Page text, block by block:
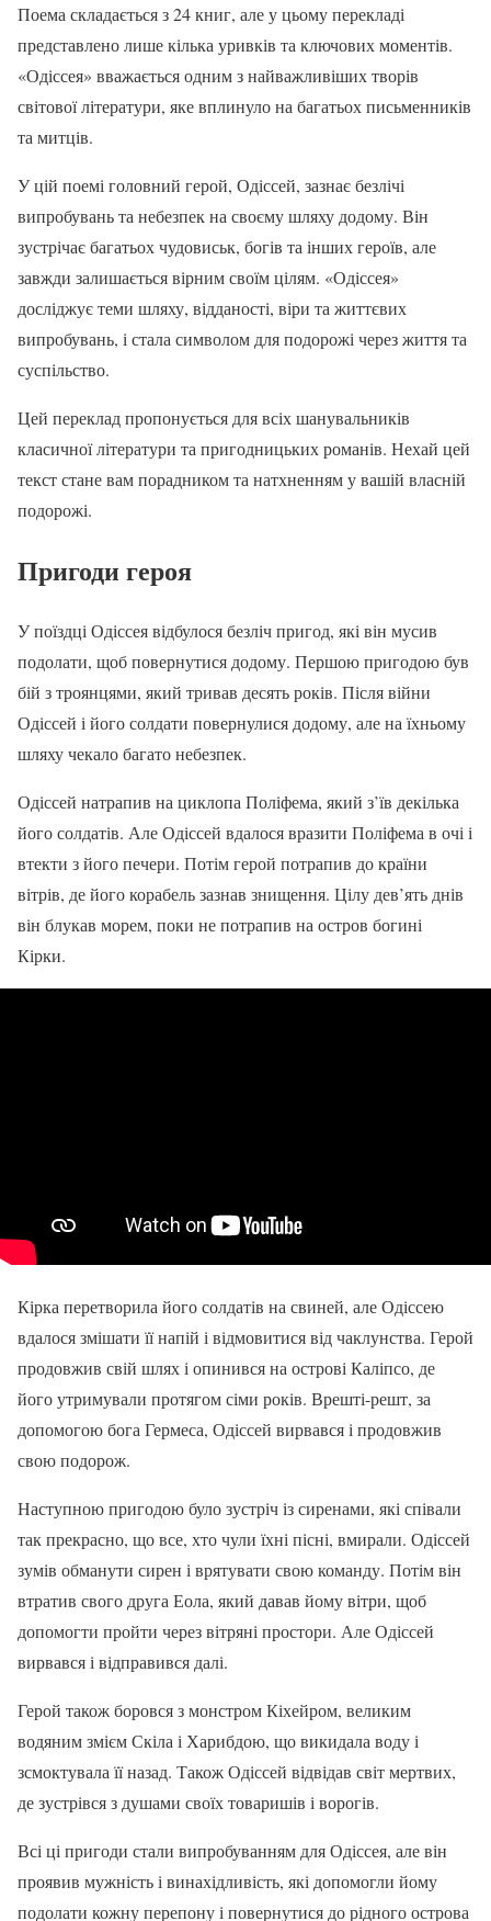
Поема складається з 24 книг, але у цьому перекладі
представлено лише кілька уривків та ключових моментів.
«Одіссея» вважається одним з найважливіших творів
світової літератури, яке вплинуло на багатьох письменників
та митців.
У цій поемі головний герой, Одіссей, зазнає безлічі
випробувань та небезпек на своєму шляху додому. Він
зустрічає багатьох чудовиськ, богів та інших героїв, але
завжди залишається вірним своїм цілям. «Одіссея»
досліджує теми шляху, відданості, віри та життєвих
випробувань, і стала символом для подорожі через життя та
суспільство.
Цей переклад пропонується для всіх шанувальників
класичної літератури та пригодницьких романів. Нехай цей
текст стане вам порадником та натхненням у вашій власній
подорожі.
Пригоди героя
У поїздці Одіссея відбулося безліч пригод, які він мусив
подолати, щоб повернутися додому. Першою пригодою був
бій з троянцями, який тривав десять років. Після війни
Одіссей і його солдати повернулися додому, але на їхньому
шляху чекало багато небезпек.
Одіссей натрапив на циклопа Поліфема, який з’їв декілька
його солдатів. Але Одіссей вдалося вразити Поліфема в очі і
втекти з його печери. Потім герой потрапив до країни
вітрів, де його корабель зазнав знищення. Цілу дев’ять днів
він блукав морем, поки не потрапив на остров богині
Кірки.
Кірка перетворила його солдатів на свиней, але Одіссею
вдалося змішати її напій і відмовитися від чаклунства. Герой
продовжив свій шлях і опинився на острові Каліпсо, де
його утримували протягом сіми років. Врешті-решт, за
допомогою бога Гермеса, Одіссей вирвався і продовжив
свою подорож.
Наступною пригодою було зустріч із сиренами, які співали
так прекрасно, що все, хто чули їхні пісні, вмирали. Одіссей
зумів обманути сирен і врятувати свою команду. Потім він
втратив свого друга Еола, який давав йому вітри, щоб
допомогти пройти через вітряні простори. Але Одіссей
вирвався і відправився далі.
Герой також боровся з монстром Кіхейром, великим
водяним змієм Скіла і Харибдою, що викидала воду і
зсмоктувала її назад. Також Одіссей відвідав світ мертвих,
де зустрівся з душами своїх товаришів і ворогів.
Всі ці пригоди стали випробуванням для Одіссея, але він
проявив мужність і винахідливість, які допомогли йому
подолати кожну перепону і повернутися до рідного острова